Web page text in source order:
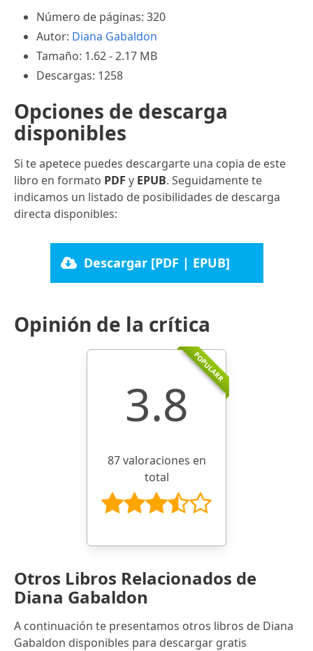
Número de páginas: 320
Autor: Diana Gabaldon
Tamaño: 1.62 - 2.17 MB
Descargas: 1258
Opciones de descarga
disponibles
Si te apetece puedes descargarte una copia de este
libro en formato PDF y EPUB. Seguidamente te
indicamos un listado de posibilidades de descarga
directa disponibles:
Descargar [PDF | EPUB]
Opinión de la crítica
POPULARR
3.8
87 valoraciones en
total
Otros Libros Relacionados de
Diana Gabaldon
A continuación te presentamos otros libros de Diana
Gabaldon disponibles para descargar gratis